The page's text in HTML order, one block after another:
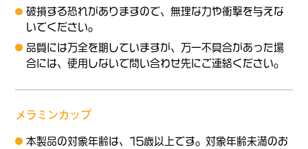
破損する恐れがありますので、無理な力や衝撃を与えな
いでください。
品質には万全を期していますが、万一不具合があった場
合には、使用しないで問い合わせ先にご連絡ください。
メラミンカップ
本製品の対象年齢は、15歳以上です。対象年齢未満のお